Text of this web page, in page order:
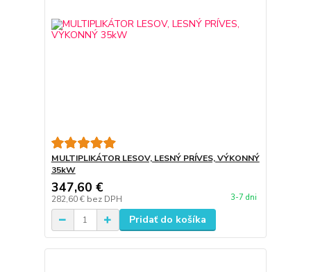
MULTIPLIKÁTOR LESOV, LESNÝ PRÍVES, VÝKONNÝ
35kW
347,60 €
282,60 € bez DPH 3-7 dni
Pridať do košíka